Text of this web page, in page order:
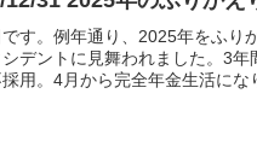
す。例年通り、2025年をふり
デントに見舞われました。3
用。4月から完全年金生活にな